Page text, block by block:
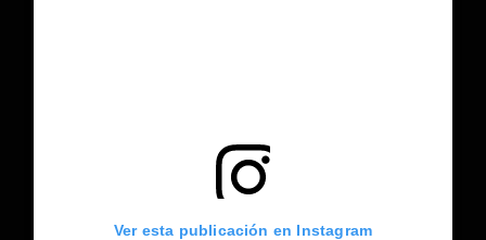
Ver esta publicación en Instagram